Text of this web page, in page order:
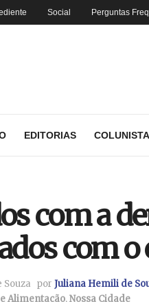
Social Perguntas
EDITORIAS
com a
com o
por Juliana Hemili de
Alimentação,Nossa Cidade